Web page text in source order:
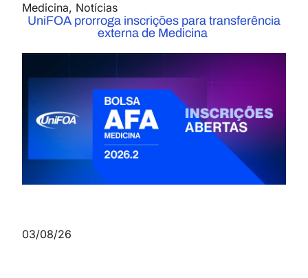
Medicina, Notícias
UniFOA prorroga inscrições para transferência
externa de Medicina
03/08/26